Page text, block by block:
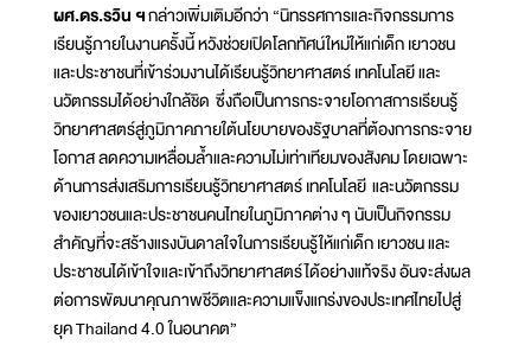
ผศ.ดร.รวิน ฯกล่าวเพิ่มเติมอีกว่า “นิทรรศการและกิจกรรมการ
เรียนรู้ภายในงานครั้งนี้ หวังช่วยเปิดโลกทัศน์ใหม่ให้แก่เด็ก เยาวชน
และประชาชนที่เข้าร่วมงานได้เรียนรู้วิทยาศาสตร์ เทคโนโลยี และ
นวัตกรรมได้อย่างใกล้ชิด ซึ่งถือเป็นการกระจายโอกาสการเรียนรู้
วิทยาศาสตร์สู่ภูมิภาคภายใต้นโยบายของรัฐบาลที่ต้องการกระจาย
โอกาส ลดความเหลื่อมล้ำและความไม่เท่าเทียมของสังคม โดยเฉพาะ
ด้านการส่งเสริมการเรียนรู้วิทยาศาสตร์ เทคโนโลยี และนวัตกรรม
ของเยาวชนและประชาชนคนไทยในภูมิภาคต่าง ๆ นับเป็นกิจกรรม
สำคัญที่จะสร้างแรงบันดาลใจในการเรียนรู้ให้แก่เด็ก เยาวชน และ
ประชาชนได้เข้าใจและเข้าถึงวิทยาศาสตร์ได้อย่างแท้จริง อันจะส่งผล
ต่อการพัฒนาคุณภาพชีวิตและความแข็งแกร่งของประเทศไทยไปสู่
ยุค Thailand 4.0 ในอนาคต”